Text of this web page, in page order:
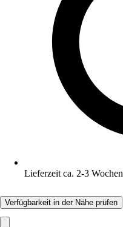
Lieferzeit ca. 2-3 Wochen
Verfügbarkeit in der Nähe prüfen